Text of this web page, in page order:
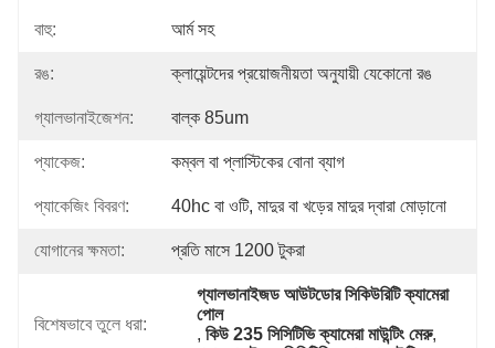
বাহু: আর্ম সহ
রঙ: ক্লায়েন্টদের প্রয়োজনীয়তা অনুযায়ী যেকোনো রঙ
গ্যালভানাইজেশন: বাল্ক 85um
প্যাকেজ: কম্বল বা প্লাস্টিকের বোনা ব্যাগ
প্যাকেজিং বিবরণ: 40hc বা ওটি, মাদুর বা খড়ের মাদুর দ্বারা মোড়ানো
যোগানের ক্ষমতা: প্রতি মাসে 1200 টুকরা
বিশেষভাবে তুলে ধরা:
গ্যালভানাইজড আউটডোর সিকিউরিটি ক্যামেরা
পোল
, কিউ 235 সিসিটিভি ক্যামেরা মাউন্টিং মেরু,